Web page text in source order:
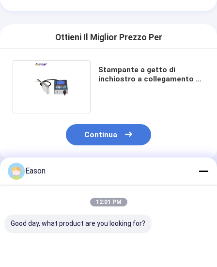
Ottieni Il Miglior Prezzo Per
Stampante a getto di
inchiostro a collegamento a
Continua
Prodotti Raccomandati
Eason
12:01 PM
Good day, what product are you looking for?